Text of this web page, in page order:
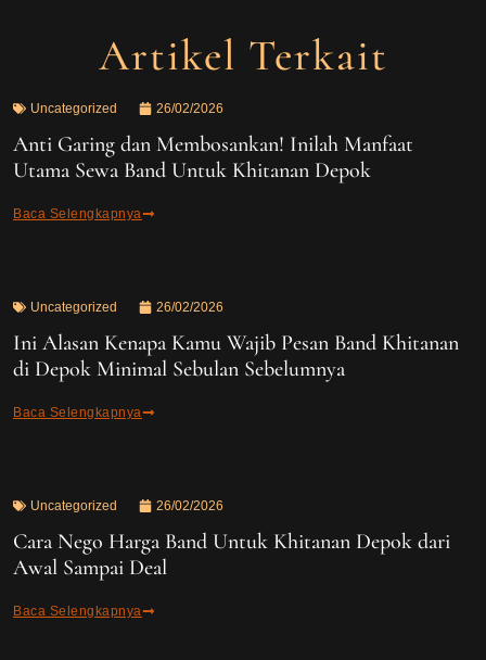
Artikel Terkait
Uncategorized 26/02/2026
Anti Garing dan Membosankan! Inilah Manfaat
Utama Sewa Band Untuk Khitanan Depok
Baca Selengkapnya
Uncategorized 26/02/2026
Ini Alasan Kenapa Kamu Wajib Pesan Band Khitanan
di Depok Minimal Sebulan Sebelumnya
Baca Selengkapnya
Uncategorized 26/02/2026
Cara Nego Harga Band Untuk Khitanan Depok dari
Awal Sampai Deal
Baca Selengkapnya